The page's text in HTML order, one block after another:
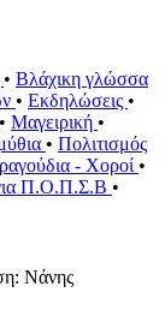
• Βλάχικη γλώσσα
• Εκδηλώσεις •
• Μαγειρική •
• Πολιτισμός
- Χοροί •
Π.Ο.Π.Σ.Β •
Νάνης